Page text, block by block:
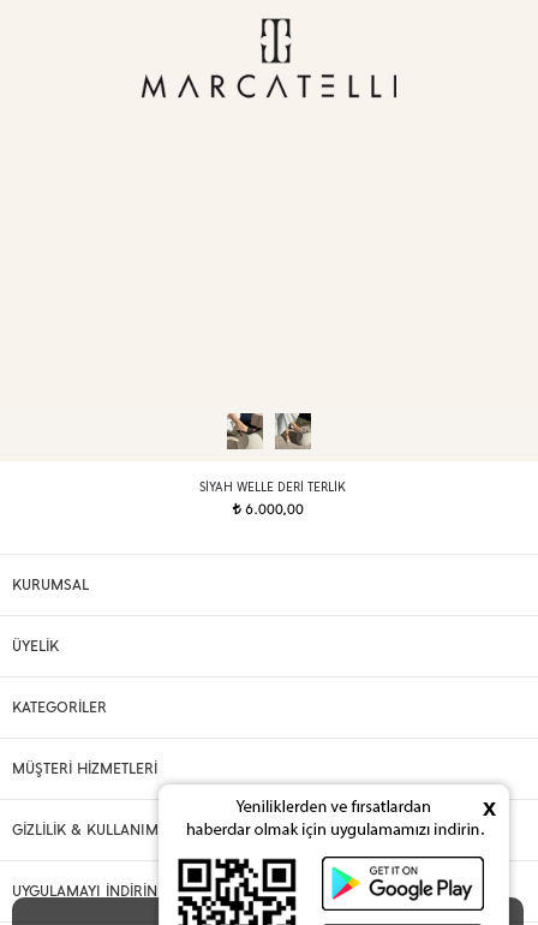
SIYAH WELLE DERI TERLIK
t6.000,00
KURUMSAL
ÜYELİK
KATEGORİLER
MÜŞTERİ HİZMETLERİ
GİZLİLİK & KULLANIM
UYGULAMAYI İNDİRİN
x